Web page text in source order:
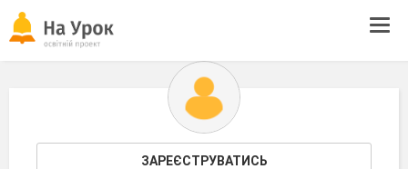
ЗАРЕЄСТРУВАТИСЬ